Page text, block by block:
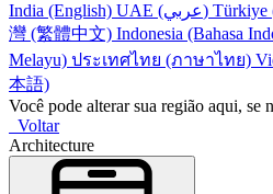
India (English)
UAE (عربي) Türkiye
灣 (繁體中文) Indonesia (Bahasa
Melayu) ประเทศไทย (ภาษาไทย)
本語)
Você pode alterar sua região aqui, se
Voltar
Architecture